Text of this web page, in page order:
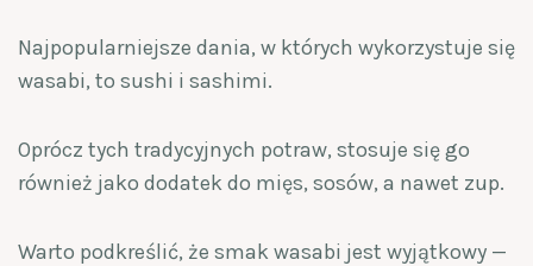
Najpopularniejsze dania, w których wykorzystuje się
wasabi, to sushi i sashimi.
Oprócz tych tradycyjnych potraw, stosuje się go
również jako dodatek do mięs, sosów, a nawet zup.
Warto podkreślić, że smak wasabi jest wyjątkowy —